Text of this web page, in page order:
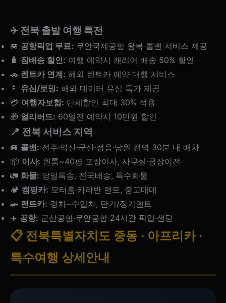
✈️ 전북 출발 여행 특전
🚐 공항픽업 무료: 무안국제공항 왕복 콜밴 서비스 제공
🧳 짐배송 할인: 여행 예약시 캐리어 배송 50% 할인
🚗 렌트카 연계: 해외 렌트카 예약 대행 서비스
📱 유심/로밍: 해외 데이터 유심 특가 제공
💳 여행자보험: 단체할인 최대 30% 적용
🎁 얼리버드: 60일전 예약시 10만원 할인
📍 전북 서비스 지역
🚐 콜밴: 전주·익산·군산·정읍·남원 전역 30분 내 배차
📦 이사: 원룸~40평 포장이사, 사무실·공장이전
🚛 화물: 당일특송, 전국배송, 특수화물
🏕️ 캠핑카: 모터홈·카라반 렌트, 중고매매
🚗 렌트카: 경차~수입차, 단기/장기렌트
✈️ 공항: 군산공항·무안공항 24시간 픽업·샌딩
📋 전북특별자치도 중동 · 아프리카 ·
특수여행 상세안내